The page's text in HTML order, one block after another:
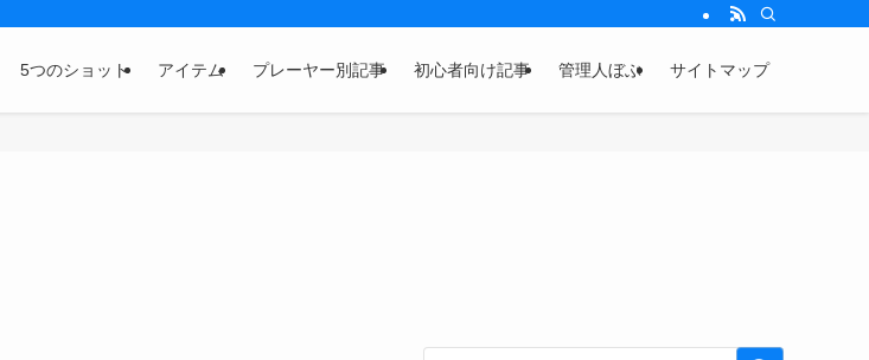
5つのショット アイテム プレーヤー別記事 初心者向け記事 管理人ぼぶ サイトマップ